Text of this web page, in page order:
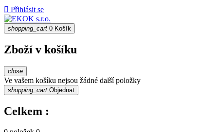
 Přihlásit se
shopping_cart 0 Košík
Zboží v košíku
close
Ve vašem košíku nejsou žádné další položky
shopping_cart Objednat
Celkem :